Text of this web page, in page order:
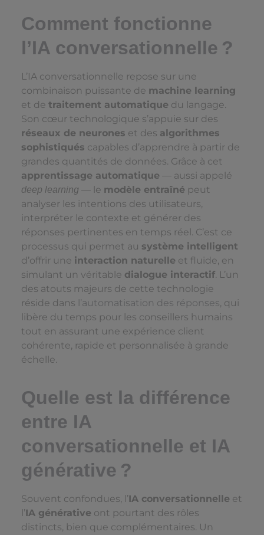
Comment fonctionne
l’IA conversationnelle ?
L’IA conversationnelle repose sur une
combinaison puissante de machine learning
et de traitement automatique du langage.
Son cœur technologique s’appuie sur des
réseaux de neurones et des algorithmes
sophistiqués capables d’apprendre à partir de
grandes quantités de données. Grâce à cet
apprentissage automatique — aussi appelé
deep learning — le modèle entraîné peut
analyser les intentions des utilisateurs,
interpréter le contexte et générer des
réponses pertinentes en temps réel. C’est ce
processus qui permet au système intelligent
d’offrir une interaction naturelle et fluide, en
simulant un véritable dialogue interactif. L’un
des atouts majeurs de cette technologie
réside dans l’automatisation des réponses, qui
libère du temps pour les conseillers humains
tout en assurant une expérience client
cohérente, rapide et personnalisée à grande
échelle.
Quelle est la différence
entre IA
conversationnelle et IA
générative ?
Souvent confondues, l’IA conversationnelle et
l’IA générative ont pourtant des rôles
distincts, bien que complémentaires. Un